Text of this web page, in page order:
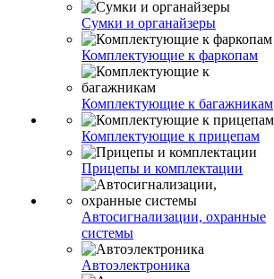
Сумки и органайзеры
Комплектующие к фаркопам
Комплектующие к багажникам
Комплектующие к прицепам
Прицепы и комплектации
Автосигнализации, охранные
системы
Автоэлектроника